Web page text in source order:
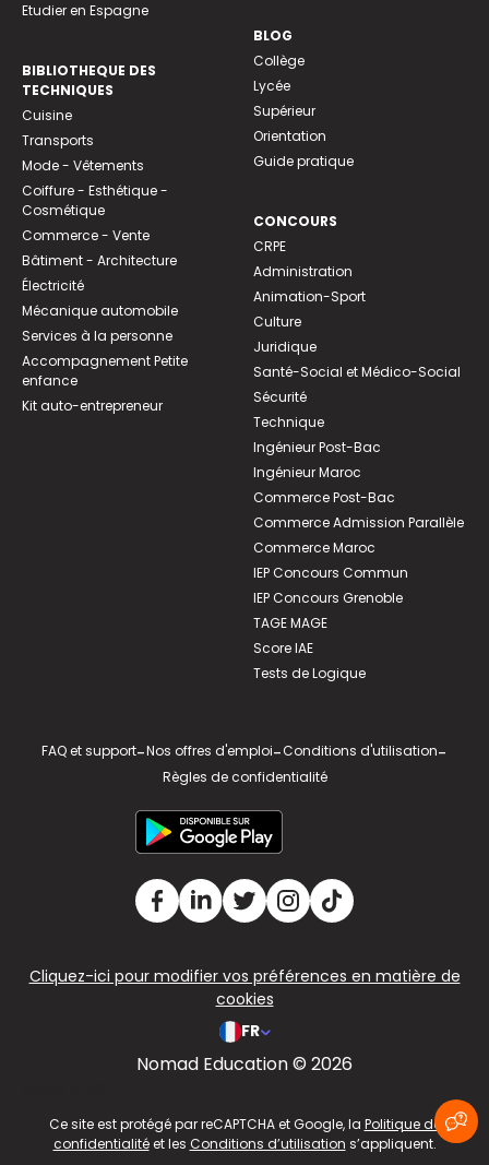
Etudier en Espagne
BIBLIOTHEQUE DES
TECHNIQUES
Cuisine
Transports
Mode - Vêtements
Coiffure - Esthétique -
Cosmétique
Commerce - Vente
Bâtiment - Architecture
Électricité
Mécanique automobile
Services à la personne
Accompagnement Petite
enfance
Kit auto-entrepreneur
BLOG
Collège
Lycée
Supérieur
Orientation
Guide pratique
CONCOURS
CRPE
Administration
Animation-Sport
Culture
Juridique
Santé-Social et Médico-Social
Sécurité
Technique
Ingénieur Post-Bac
Ingénieur Maroc
Commerce Post-Bac
Commerce Admission Parallèle
Commerce Maroc
IEP Concours Commun
IEP Concours Grenoble
TAGE MAGE
Score IAE
Tests de Logique
FAQ et support-Nos offres d'emploi-Conditions d'utilisation-
Règles de confidentialité
Cliquez-ici pour modifier vos préférences en matière de
cookies
FR
Nomad Education © 2026
Ce site est protégé par reCAPTCHA et Google, la Politique de
confidentialitéet les Conditions d’utilisation s’appliquent.